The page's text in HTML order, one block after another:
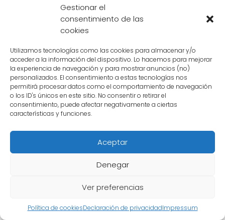
Gestionar el
consentimiento de las
cookies
Utilizamos tecnologías como las cookies para almacenar y/o
acceder a la información del dispositivo. Lo hacemos para mejorar
la experiencia de navegación y para mostrar anuncios (no)
personalizados. El consentimiento a estas tecnologías nos
permitirá procesar datos como el comportamiento de navegación
o los ID's únicos en este sitio. No consentir o retirar el
consentimiento, puede afectar negativamente a ciertas
características y funciones.
Aceptar
Denegar
Ver preferencias
Política de cookiesDeclaración de privacidadImpressum
demostró una vez más su increíble fuerza y
determinación para proteger a sus seres
3. Goku Black
En la saga de Dragon Ball Super, Gohan se
enfrenta a Goku Black, una versión maligna
de su padre. En esta batalla, Gohan desata
enemigo poderoso. Aunque la batalla fue
intensa y desafiante, Gohan logró superar a
Goku Black y demostrar una vez más su
4. Jiren